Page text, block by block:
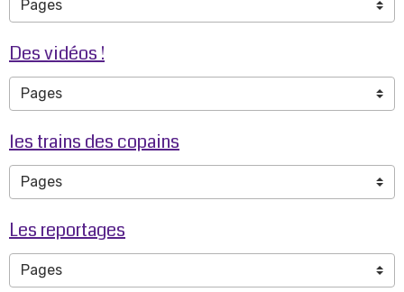
Des vidéos !
les trains des copains
Les reportages